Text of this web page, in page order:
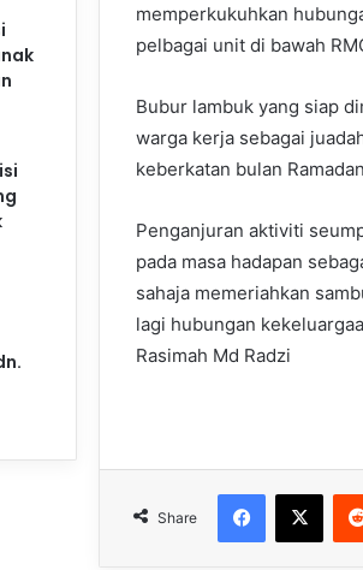
memperkukuhkan
pelbagai unit di bawah
Bubur lambuk yang siap
warga kerja sebagai
keberkatan bulan
Penganjuran aktiviti
pada masa hadapan
sahaja memeriahkan
lagi hubungan
Rasimah Md Radzi
Share